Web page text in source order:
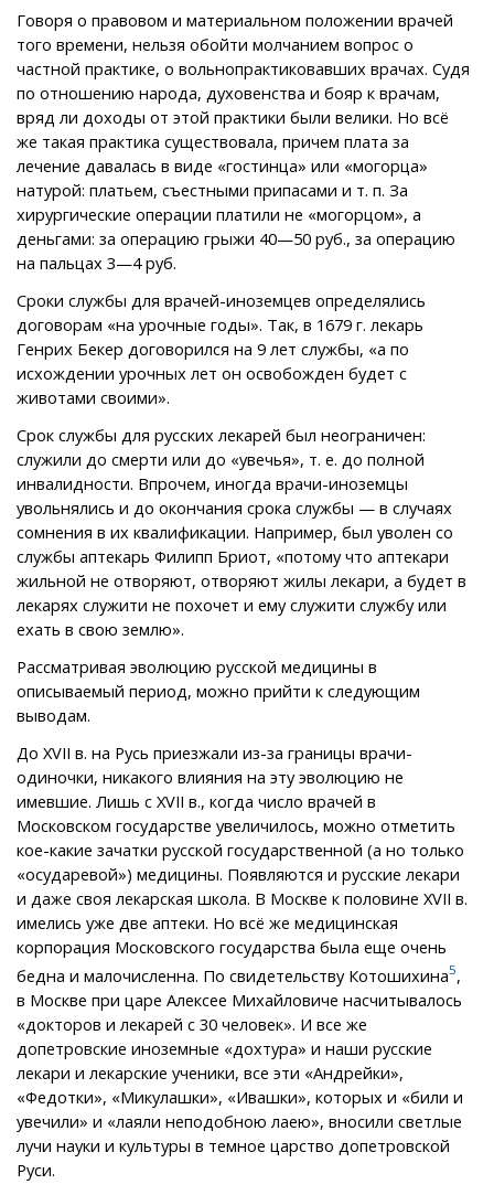
Говоря о правовом и материальном положении врачей
того времени, нельзя обойти молчанием вопрос о
частной практике, о вольнопрактиковавших врачах. Судя
по отношению народа, духовенства и бояр к врачам,
вряд ли доходы от этой практики были велики. Но всё
же такая практика существовала, причем плата за
лечение давалась в виде «гостинца» или «могорца»
натурой: платьем, съестными припасами и т. п. За
хирургические операции платили не «могорцом», а
деньгами: за операцию грыжи 40—50 руб., за операцию
на пальцах 3—4 руб.
Сроки службы для врачей-иноземцев определялись
договорам «на урочные годы». Так, в 1679 г. лекарь
Генрих Бекер договорился на 9 лет службы, «а по
исхождении урочных лет он освобожден будет с
животами своими».
Срок службы для русских лекарей был неограничен:
служили до смерти или до «увечья», т. е. до полной
инвалидности. Впрочем, иногда врачи-иноземцы
увольнялись и до окончания срока службы — в случаях
сомнения в их квалификации. Например, был уволен со
службы аптекарь Филипп Бриот, «потому что аптекари
жильной не отворяют, отворяют жилы лекари, а будет в
лекарях служити не похочет и ему служити службу или
ехать в свою землю».
Рассматривая эволюцию русской медицины в
описываемый период, можно прийти к следующим
выводам.
До XVII в. на Русь приезжали из-за границы врачи-
одиночки, никакого влияния на эту эволюцию не
имевшие. Лишь с XVII в., когда число врачей в
Московском государстве увеличилось, можно отметить
кое-какие зачатки русской государственной (а но только
«осударевой») медицины. Появляются и русские лекари
и даже своя лекарская школа. В Москве к половине XVII в.
имелись уже две аптеки. Но всё же медицинская
корпорация Московского государства была еще очень
бедна и малочисленна. По свидетельству Котошихина5,
в Москве при царе Алексее Михайловиче насчитывалось
«докторов и лекарей с 30 человек». И все же
допетровские иноземные «дохтура» и наши русские
лекари и лекарские ученики, все эти «Андрейки»,
«Федотки», «Микулашки», «Ивашки», которых и «били и
увечили» и «лаяли неподобною лаею», вносили светлые
лучи науки и культуры в темное царство допетровской
Руси.